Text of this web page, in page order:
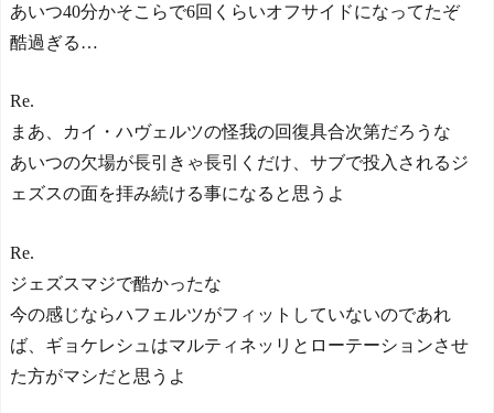
あいつ40分かそこらで6回くらいオフサイドになってたぞ
酷過ぎる…
Re.
まあ、カイ・ハヴェルツの怪我の回復具合次第だろうな
あいつの欠場が長引きゃ長引くだけ、サブで投入されるジ
ェズスの面を拝み続ける事になると思うよ
Re.
ジェズスマジで酷かったな
今の感じならハフェルツがフィットしていないのであれ
ば、ギョケレシュはマルティネッリとローテーションさせ
た方がマシだと思うよ